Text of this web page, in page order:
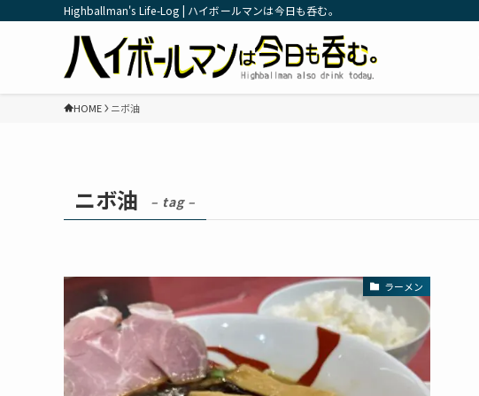
Highballman's Life-Log | ハイボールマンは今日も呑む。
HOME ニボ油
ニボ油 – tag –
ラーメン